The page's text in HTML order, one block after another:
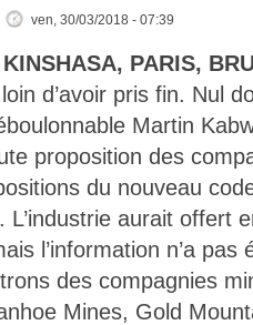
ven, 30/03/2018 - 07:39
KINSHASA, PARIS,
d’avoir pris fin. Nul
Martin
proposition des
du nouveau
L’industrie aurait offert
l’information n’a pas
des compagnies
Mines, Gold